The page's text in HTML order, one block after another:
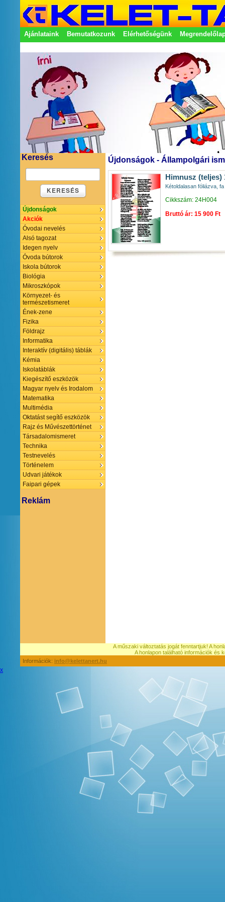
Ajánlataink Bemutatkozunk Elérhetőségünk
Keresés
KERESÉS
Újdonságok
Akciók
Óvodai nevelés
Alsó tagozat
Idegen nyelv
Óvoda bútorok
Iskola bútorok
Biológia
Mikroszkópok
Környezet- és
természetismeret
Ének-zene
Fizika
Földrajz
Informatika
Interaktív (digitális) táblák
Kémia
Iskolatáblák
Kiegészítő eszközök
Magyar nyelv és Irodalom
Matematika
Multimédia
Oktatást segítő eszközök
Rajz és Művészettörténet
Társadalomismeret
Technika
Testnevelés
Történelem
Udvari játékok
Faipari gépek
Reklám
Újdonságok - Állampolgári
Himnusz (teljes)
Kétoldalasan fóliázva,
Cikkszám: 24H004
Bruttó ár: 15 900 Ft
A műszaki változtatás jogát fenntartjuk! A
A honlapon található információk és
Információk: info@kelettanert.hu
x